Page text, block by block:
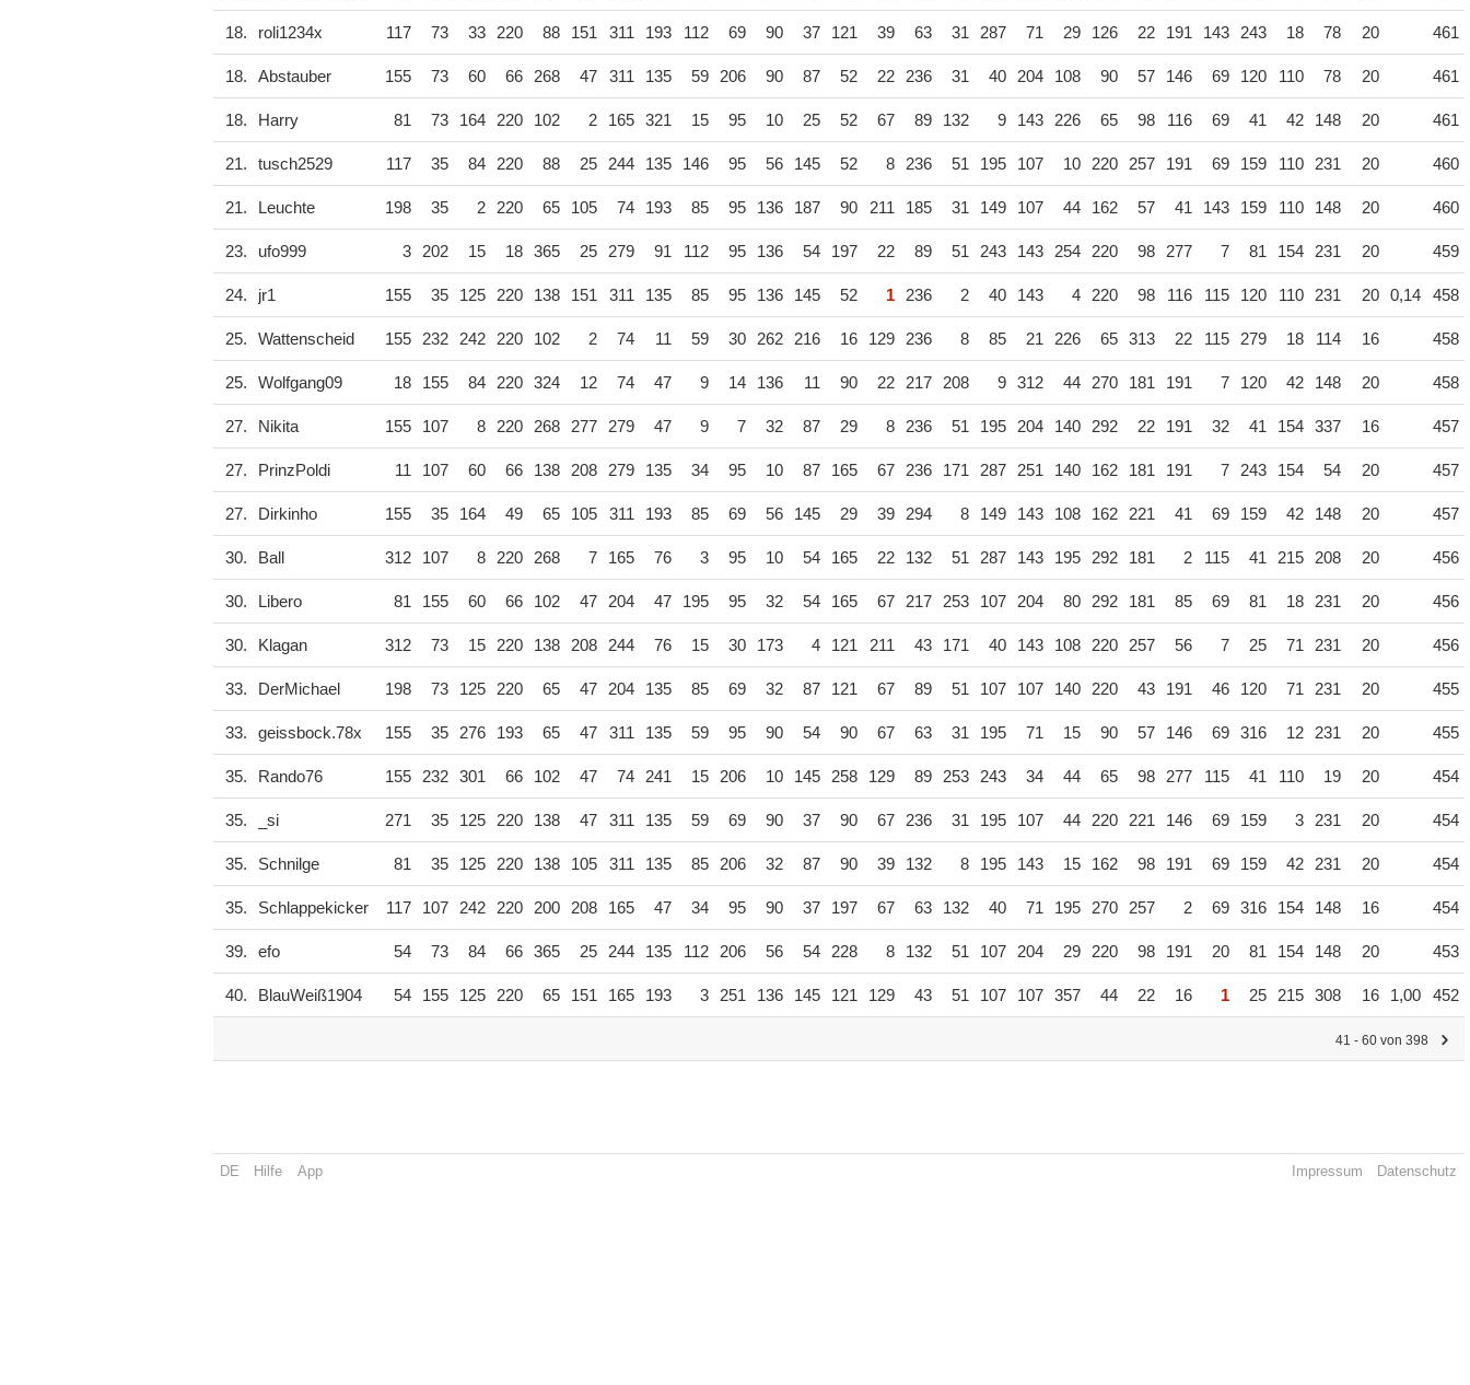
18. roli1234x 117 73 33 220 88 151 311 193 112 69 90 37 121 39 63 31 287 71 29 126 22 191 143 243 18 78 20 461
18. Abstauber 155 73 60 66 268 47 311 135 59 206 90 87 52 22 236 31 40 204 108 90 57 146 69 120 110 78 20 461
18. Harry 81 73 164 220 102 2 165 321 15 95 10 25 52 67 89 132 9 143 226 65 98 116 69 41 42 148 20 461
21. tusch2529 117 35 84 220 88 25 244 135 146 95 56 145 52 8 236 51 195 107 10 220 257 191 69 159 110 231 20 460
21. Leuchte 198 35 2 220 65 105 74 193 85 95 136 187 90 211 185 31 149 107 44 162 57 41 143 159 110 148 20 460
23. ufo999 3 202 15 18 365 25 279 91 112 95 136 54 197 22 89 51 243 143 254 220 98 277 7 81 154 231 20 459
24. jr1 155 35 125 220 138 151 311 135 85 95 136 145 52 1 236 2 40 143 4 220 98 116 115 120 110 231 20 0,14 458
25. Wattenscheid 155 232 242 220 102 2 74 11 59 30 262 216 16 129 236 8 85 21 226 65 313 22 115 279 18 114 16 458
25. Wolfgang09 18 155 84 220 324 12 74 47 9 14 136 11 90 22 217 208 9 312 44 270 181 191 7 120 42 148 20 458
27. Nikita 155 107 8 220 268 277 279 47 9 7 32 87 29 8 236 51 195 204 140 292 22 191 32 41 154 337 16 457
27. PrinzPoldi 11 107 60 66 138 208 279 135 34 95 10 87 165 67 236 171 287 251 140 162 181 191 7 243 154 54 20 457
27. Dirkinho 155 35 164 49 65 105 311 193 85 69 56 145 29 39 294 8 149 143 108 162 221 41 69 159 42 148 20 457
30. Ball 312 107 8 220 268 7 165 76 3 95 10 54 165 22 132 51 287 143 195 292 181 2 115 41 215 208 20 456
30. Libero 81 155 60 66 102 47 204 47 195 95 32 54 165 67 217 253 107 204 80 292 181 85 69 81 18 231 20 456
30. Klagan 312 73 15 220 138 208 244 76 15 30 173 4 121 211 43 171 40 143 108 220 257 56 7 25 71 231 20 456
33. DerMichael 198 73 125 220 65 47 204 135 85 69 32 87 121 67 89 51 107 107 140 220 43 191 46 120 71 231 20 455
33. geissbock.78x 155 35 276 193 65 47 311 135 59 95 90 54 90 67 63 31 195 71 15 90 57 146 69 316 12 231 20 455
35. Rando76 155 232 301 66 102 47 74 241 15 206 10 145 258 129 89 253 243 34 44 65 98 277 115 41 110 19 20 454
35. _si 271 35 125 220 138 47 311 135 59 69 90 37 90 67 236 31 195 107 44 220 221 146 69 159 3 231 20 454
35. Schnilge 81 35 125 220 138 105 311 135 85 206 32 87 90 39 132 8 195 143 15 162 98 191 69 159 42 231 20 454
35. Schlappekicker 117 107 242 220 200 208 165 47 34 95 90 37 197 67 63 132 40 71 195 270 257 2 69 316 154 148 16 454
39. efo 54 73 84 66 365 25 244 135 112 206 56 54 228 8 132 51 107 204 29 220 98 191 20 81 154 148 20 453
40. BlauWeiß1904 54 155 125 220 65 151 165 193 3 251 136 145 121 129 43 51 107 107 357 44 22 16 1 25 215 308 16 1,00 452
41 - 60 von 398
DE Hilfe App Impressum Datenschutz